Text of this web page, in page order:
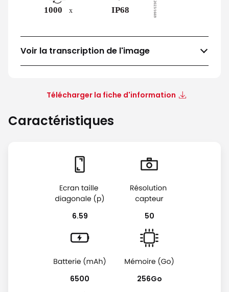
Voir la transcription de l'image
Télécharger la fiche d'information
Caractéristiques
6.59 50
6500 256Go